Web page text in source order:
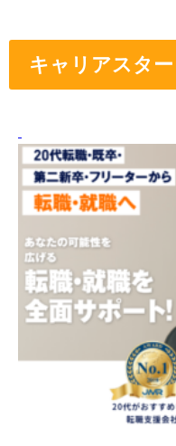
キャリアスター